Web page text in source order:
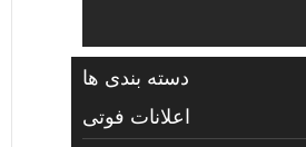
دسته بندی ها
اعلانات فوتی